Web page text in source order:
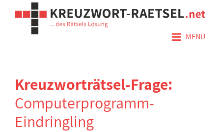
≡ MENÜ
Kreuzworträtsel-Frage:
Computerprogramm-
Eindringling